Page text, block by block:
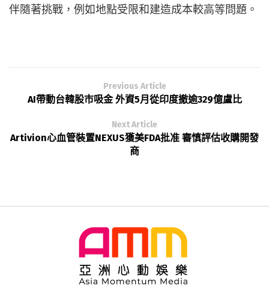
伴隨著挑戰，例如地點受限和建造成本較高等問題。
Previous Article
AI帶動台韓股市吸金 外資5月從印度撤逾329億盧比
Next Article
Artivion心血管裝置NEXUS獲美FDA批准 審慎評估收購開發
商